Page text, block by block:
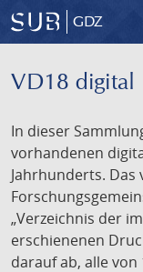
GDZ
VD18 digital
In dieser
vorhandenen
Jahrhunderts.
„Verzeichnis der
erschienenen
darauf ab, alle